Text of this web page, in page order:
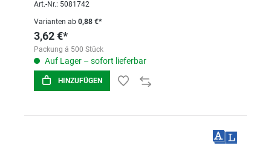
Art.-Nr.: 5081742
Varianten ab 0,88 €*
3,62 €*
Packung á 500 Stück
Auf Lager – sofort lieferbar
HINZUFÜGEN